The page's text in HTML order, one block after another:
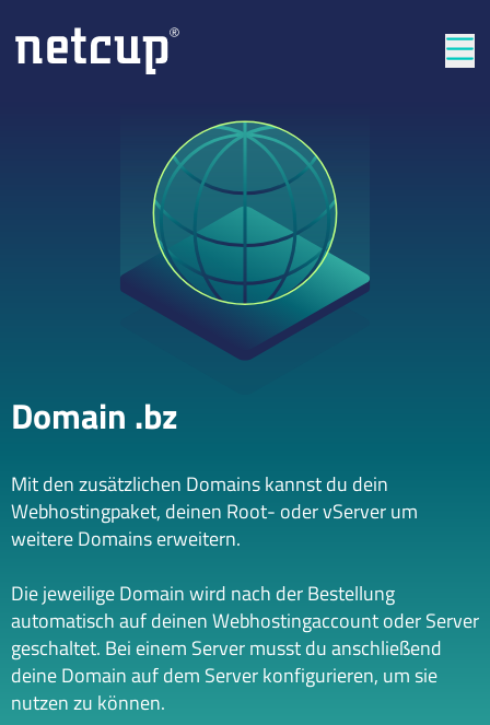
Domain .bz
Mit den zusätzlichen Domains kannst du dein
Webhostingpaket, deinen Root- oder vServer um
weitere Domains erweitern.
Die jeweilige Domain wird nach der Bestellung
automatisch auf deinen Webhostingaccount oder Server
geschaltet. Bei einem Server musst du anschließend
deine Domain auf dem Server konfigurieren, um sie
nutzen zu können.